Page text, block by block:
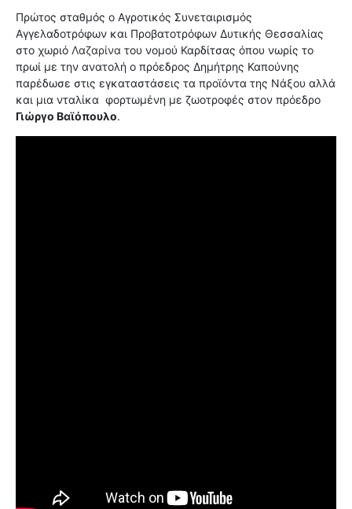
Πρώτος σταθμός ο Αγροτικός Συνεταιρισμός
Αγγελαδοτρόφων και Προβατοτρόφων Δυτικής Θεσσαλίας
στο χωριό Λαζαρίνα του νομού Καρδίτσας όπου νωρίς το
πρωί με την ανατολή ο πρόεδρος Δημήτρης Καπούνης
παρέδωσε στις εγκαταστάσεις τα προϊόντα της Νάξου αλλά
και μια νταλίκα φορτωμένη με ζωοτροφές στον πρόεδρο
Γιώργο Βαϊόπουλο.